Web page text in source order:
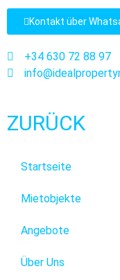
Kontakt über
+34 630 72 88 97
ZURÜCK
Startseite
Mietobjekte
Angebote
Über Uns